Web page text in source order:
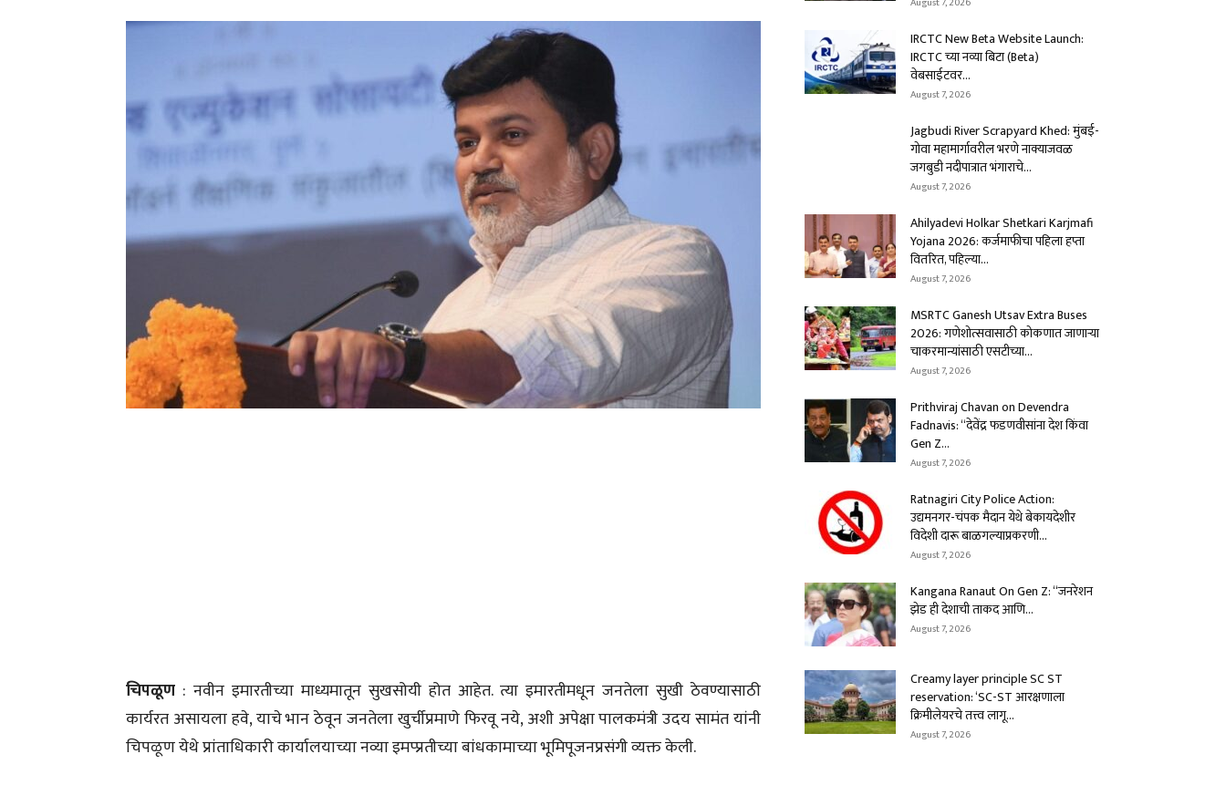
चिपळूण : नवीन इमारतीच्या माध्यमातून सुखसोयी होत आहेत. त्या इमारतीमधून जनतेला सुखी ठेवण्यासाठी
कार्यरत असायला हवे, याचे भान ठेवून जनतेला खुर्चीप्रमाणे फिरवू नये, अशी अपेक्षा पालकमंत्री उदय सामंत यांनी
चिपळूण येथे प्रांताधिकारी कार्यालयाच्या नव्या इमप्प्रतीच्या बांधकामाच्या भूमिपूजनप्रसंगी व्यक्त केली.
IRCTC New Beta Website Launch:
IRCTC च्या नव्या बिटा (Beta)
वेबसाईटवर...
August 7, 2026
Jagbudi River Scrapyard Khed: मुंबई-
गोवा महामार्गावरील भरणे नाक्याजवळ
जगबुडी नदीपात्रात भंगाराचे...
August 7, 2026
Ahilyadevi Holkar Shetkari Karjmafi
Yojana 2026: कर्जमाफीचा पहिला हप्ता
वितरित, पहिल्या...
August 7, 2026
MSRTC Ganesh Utsav Extra Buses
2026: गणेशोत्सवासाठी कोकणात जाणाऱ्या
चाकरमान्यांसाठी एसटीच्या...
August 7, 2026
Prithviraj Chavan on Devendra
Fadnavis: “देवेंद्र फडणवीसांना देश किंवा
Gen Z...
August 7, 2026
Ratnagiri City Police Action:
उद्यमनगर-चंपक मैदान येथे बेकायदेशीर
विदेशी दारू बाळगल्याप्रकरणी...
August 7, 2026
Kangana Ranaut On Gen Z: “जनरेशन
झेड ही देशाची ताकद आणि...
August 7, 2026
Creamy layer principle SC ST
reservation: ‘SC-ST आरक्षणाला
क्रिमीलेयरचे तत्त्व लागू...
August 7, 2026